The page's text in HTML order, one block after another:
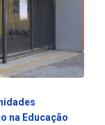
na Educação